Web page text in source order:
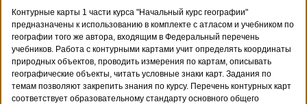
Контурные карты 1 части курса "Начальный курс географии"
предназначены к использованию в комплекте с атласом и учебником по
географии того же автора, входящим в Федеральный перечень
учебников. Работа с контурными картами учит определять координаты
природных объектов, проводить измерения по картам, описывать
географические объекты, читать условные знаки карт. Задания по
темам позволяют закрепить знания по курсу. Перечень контурных карт
соответствует образовательному стандарту основного общего